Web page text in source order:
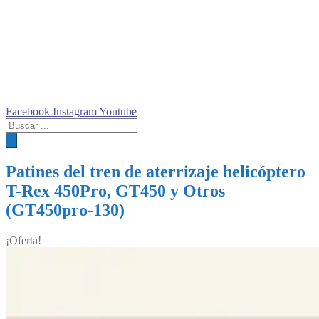
Facebook InstagramYoutube
Búsqueda
de
productos
Patines del tren de aterrizaje helicóptero
T-Rex 450Pro, GT450 y Otros
(GT450pro-130)
¡Oferta!